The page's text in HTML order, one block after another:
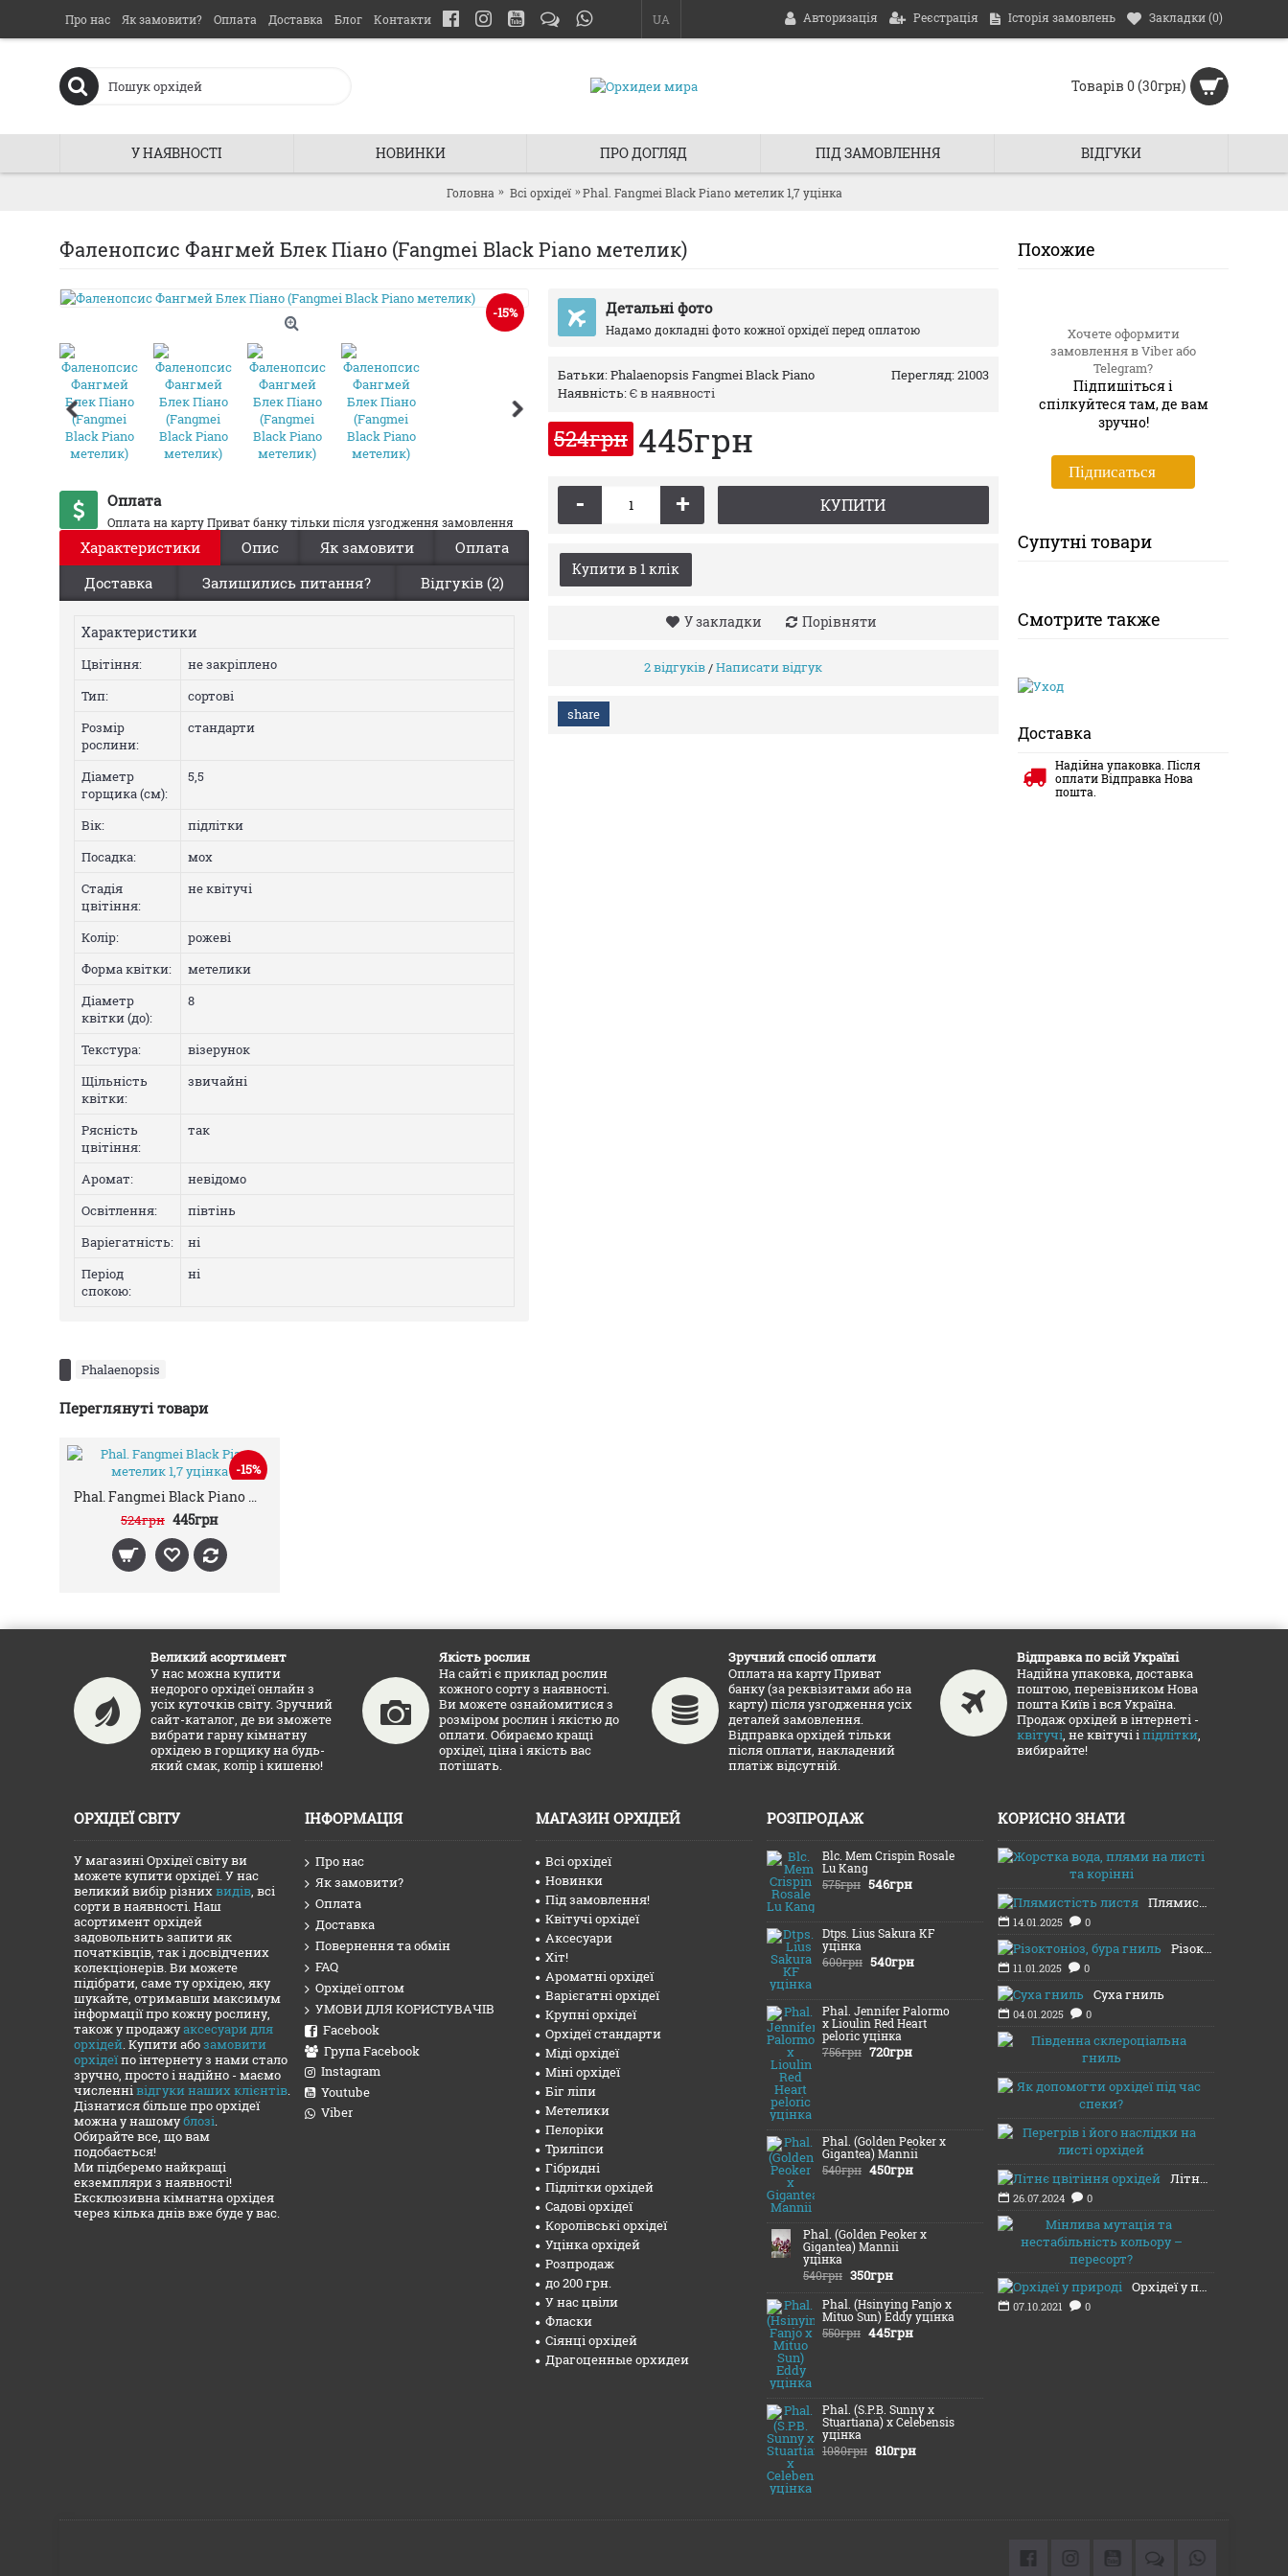
Про нас Як замовити? Оплата Доставка Блог Контакти UA Авторизація Реєстрація Історія замовлень Закладки (0)
Товарів 0 (30грн)
У НАЯВНОСТІ НОВИНКИ ПРО ДОГЛЯД ПІД ЗАМОВЛЕННЯ ВIДГУКИ
Головна Всі орхідеї Phal. Fangmei Black Piano метелик 1,7 уцінка
Похожие
Хочете оформити
замовлення в Viber або
Telegram?
Підпишіться і
спiлкуйтеся там, де вам
зручно!
Пiдписаться
Супутні товари
Смотрите также
Доставка
Надійна упаковка. Після
оплати Відправка Нова
пошта.
Фаленопсис Фангмей Блек Піано (Fangmei Black Piano метелик)
-15%
Оплата
Оплата на карту Приват банку тільки після узгодження замовлення
Характеристики Опис Як замовити
Оплата
Доставка
Залишились питання? Відгуків (2)
Характеристики
Цвiтiння:
не закріплено
Тип:
сортові
Розмір
рослини:
стандарти
Діаметр
горщика (см):
5,5
Вік:
підлітки
Посадка:
мох
Стадія
цвітіння:
не квітучі
Колip:
рожеві
Форма квітки:
метелики
Діаметр
квітки (до):
8
Текстура:
візерунок
Щільність
квітки:
звичайні
Рясність
цвітіння:
так
Аромат:
невідомо
Освітлення:
півтінь
Варіегатнicть:
нi
Період
спокою:
нi
Детальні фото
Надамо докладні фото кожної орхідеї перед оплатою
Перегляд: 21003
Батьки:Phalaenopsis Fangmei Black Piano
Наявність:Є в наявності
524грн 445грн
- + КУПИТИ
Купити в 1 клiк
У закладки Порівняти
2 відгуків/Написати відгук
share
Phalaenopsis
Переглянуті товари
-15%
Phal. Fangmei Black Piano метелик 1,7 уцінка
524грн 445грн
Великий асортимент
У нас можна купити
недорого орхідеї онлайн з
усіх куточків світу. Зручний
сайт-каталог, де ви зможете
вибрати гарну кімнатну
орхідею в горщику на будь-
який смак, колір і кишеню!
Якість рослин
На сайті є приклад рослин
кожного сорту з наявності.
Ви можете ознайомитися з
розміром рослин і якістю до
оплати. Обираємо кращі
орхідеї, ціна і якість вас
потішать.
Зручний спосіб оплати
Оплата на карту Приват
банку (за реквізитами або на
карту) після узгодження усіх
деталей замовлення.
Відправка орхідей тільки
після оплати, накладений
платіж відсутній.
Відправка по всій Україні
Надійна упаковка, доставка
поштою, перевізником Нова
пошта Київ і вся Україна.
Продаж орхідей в інтернеті -
квітучі, не квітучі іпідлітки,
вибирайте!
ОРХІДЕЇ СВІТУ
У магазині Орхідеї світу ви
можете купити орхідеї. У нас
великий вибір різнихвидів, всі
сорти в наявності. Наш
асортимент орхідей
задовольнить запити як
початківців, так і досвідчених
колекціонерів. Ви можете
підібрати, саме ту орхідею, яку
шукайте, отримавши максимум
інформації про кожну рослину,
також у продажуаксесуари для
орхідей. Купити абозамовити
орхідеїпо інтернету з нами стало
зручно, просто і надійно - маємо
численнівідгуки наших клієнтів.
Дізнатися більше про орхідеї
можна у нашомублозі.
Обирайте все, що вам
подобається!
Ми підберемо найкращі
екземпляри з наявності!
Ексклюзивна кімнатна орхідея
через кілька днів вже буде у вас.
ІНФОРМАЦІЯ
Про нас
Як замовити?
Оплата
Доставка
Повернення та обмін
FAQ
Орхідеї оптом
УМОВИ ДЛЯ КОРИСТУВАЧІВ
Facebook
Група Facebook
Instagram
Youtube
Viber
МАГАЗИН ОРХІДЕЙ
Всі орхідеї
Новинки
Під замовлення!
Квітучі орхідеї
Аксесуари
Хіт!
Ароматні орхідеї
Варієгатні орхідеї
Крупні орхідеї
Орхідеї стандарти
Міді орхідеї
Міні орхідеї
Біг ліпи
Метелики
Пелоріки
Триліпси
Гібридні
Підлітки орхідей
Садові орхідеї
Королівські орхідеї
Уцінка орхідей
Розпродаж
до 200 грн.
У нас цвіли
Фласки
Сіянці орхідей
Драгоценные орхидеи
РОЗПРОДАЖ
Blc. Mem Crispin Rosale
Lu Kang
575грн 546грн
Dtps. Lius Sakura KF
уцінка
600грн 540грн
Phal. Jennifer Palormo
x Lioulin Red Heart
peloric уцінка
756грн 720грн
Phal. (Golden Peoker x
Gigantea) Mannii
540грн 450грн
Phal. (Golden Peoker x
Gigantea) Mannii
уцінка
540грн 350грн
Phal. (Hsinying Fanjo x
Mituo Sun) Eddy уцінка
550грн 445грн
Phal. (S.P.B. Sunny х
Stuartiana) x Celebensis
уцінка
1080грн 810грн
КОРИСНО ЗНАТИ
Плямистість листя
14.01.2025 0
Різоктоніоз, бура гниль
11.01.2025 0
Суха гниль
04.01.2025 0
Літнє цвітіння орхідей
26.07.2024 0
Орхідеї у природі
07.10.2021 0